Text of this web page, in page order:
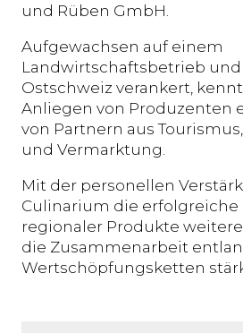
und Rüben GmbH.
Aufgewachsen auf einem
Landwirtschaftsbetrieb
Ostschweiz verankert,
Anliegen von Produzenten
von Partnern aus
und Vermarktung.
Mit der personellen
Culinarium die
regionaler Produkte
die Zusammenarbeit
Wertschöpfungsketten